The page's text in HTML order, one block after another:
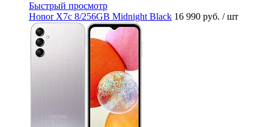
Быстрый просмотр
Honor X7c 8/256GB Midnight Black 16 990 руб. / шт